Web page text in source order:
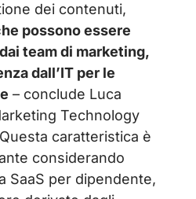
dei contenuti,
possono essere
team di marketing,
dall’IT per le
– conclude Luca
Technology
caratteristica è
considerando
SaaS per dipendente,